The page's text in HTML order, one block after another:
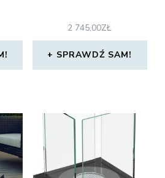
2 745,00ZŁ
SPRAWDŹ SAM!